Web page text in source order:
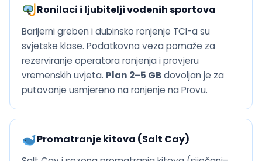
Ronilaci i ljubitelji vodenih sportova
Barijerni greben i dubinsko ronjenje TCI-a su
svjetske klase. Podatkovna veza pomaže za
rezerviranje operatora ronjenja i provjeru
vremenskih uvjeta. Plan 2–5 GBdovoljan je za
putovanje usmjereno na ronjenje na Provu.
Promatranje kitova (Salt Cay)